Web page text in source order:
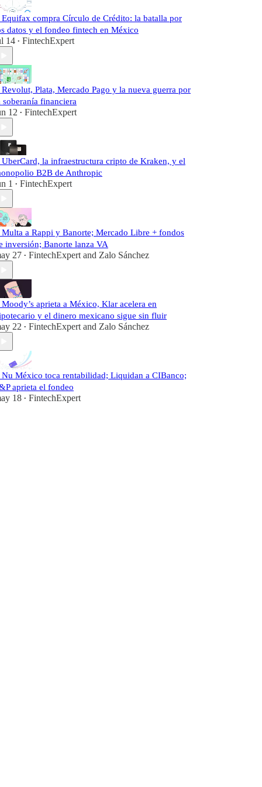
Equifax compra Círculo de Crédito: la batalla por
datos y el fondeo fintech en México
14 • FintechExpert
Revolut, Plata, Mercado Pago y la nueva guerra por
soberanía financiera
12 • FintechExpert
UberCard, la infraestructura cripto de Kraken, y el
B2B de Anthropic
1 • FintechExpert
Multa a Rappi y Banorte; Mercado Libre + fondos
inversión; Banorte lanza VA
27 • FintechExpert and Zalo Sánchez
Moody’s aprieta a México, Klar acelera en
y el dinero mexicano sigue sin fluir
22 • FintechExpert and Zalo Sánchez
Nu México toca rentabilidad; Liquidan a CIBanco;
aprieta el fondeo
18 • FintechExpert